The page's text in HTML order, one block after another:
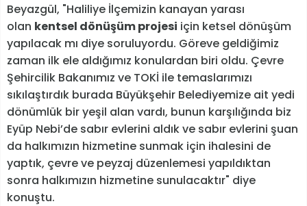
Beyazgül, "Haliliye İlçemizin kanayan yarası
olan kentsel dönüşüm projesi için ketsel dönüşüm
yapılacak mı diye soruluyordu. Göreve geldiğimiz
zaman ilk ele aldığımız konulardan biri oldu. Çevre
Şehircilik Bakanımız ve TOKİ ile temaslarımızı
sıkılaştırdık burada Büyükşehir Belediyemize ait yedi
dönümlük bir yeşil alan vardı, bunun karşılığında biz
Eyüp Nebi’de sabır evlerini aldık ve sabır evlerini şuan
da halkımızın hizmetine sunmak için ihalesini de
yaptık, çevre ve peyzaj düzenlemesi yapıldıktan
sonra halkımızın hizmetine sunulacaktır" diye
konuştu.